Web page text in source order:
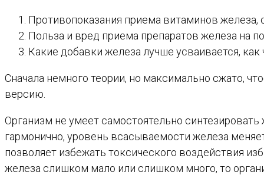
Противопоказания приема витаминов
Польза и вред приема препаратов железа на
Какие добавки железа лучше усваивается,
Сначала немного теории, но максимально сжато,
версию.
Организм не умеет самостоятельно
гармонично, уровень всасываемости железа
позволяет избежать токсического воздействия
железа слишком мало или слишком много, то